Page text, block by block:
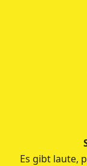
Es gibt laute,